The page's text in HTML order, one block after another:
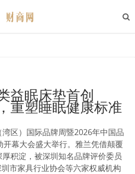
益眠床垫首创
重塑睡眠健康标准
区）国际品牌周暨2026年中国品
开幕大会盛大举行。雅兰凭借颠覆
积淀，被深圳知名品牌评价委员
市家具行业协会等六家权威机构